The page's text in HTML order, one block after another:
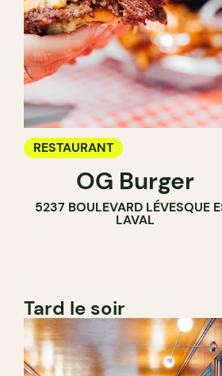
RESTAURANT
OG Burger
5237 BOULEVARD LÉVESQUE
LAVAL
Tard le soir